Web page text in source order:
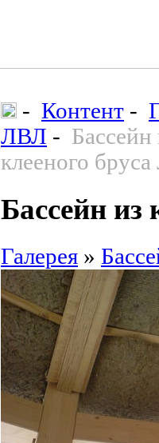
- Контент -
ЛВЛ -
клееного
Бассейн из
Галерея »